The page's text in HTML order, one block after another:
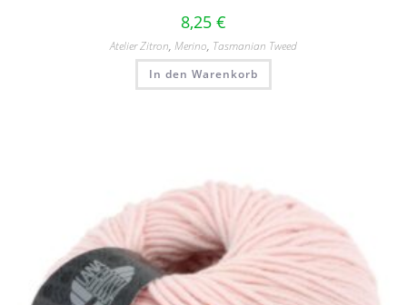
8,25 €
Atelier Zitron, Merino, Tasmanian Tweed
In den Warenkorb